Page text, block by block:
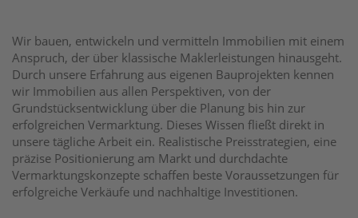
Wir bauen, entwickeln und vermitteln Immobilien mit einem
Anspruch, der über klassische Maklerleistungen hinausgeht.
Durch unsere Erfahrung aus eigenen Bauprojekten kennen
wir Immobilien aus allen Perspektiven, von der
Grundstücksentwicklung über die Planung bis hin zur
erfolgreichen Vermarktung. Dieses Wissen fließt direkt in
unsere tägliche Arbeit ein. Realistische Preisstrategien, eine
präzise Positionierung am Markt und durchdachte
Vermarktungskonzepte schaffen beste Voraussetzungen für
erfolgreiche Verkäufe und nachhaltige Investitionen.